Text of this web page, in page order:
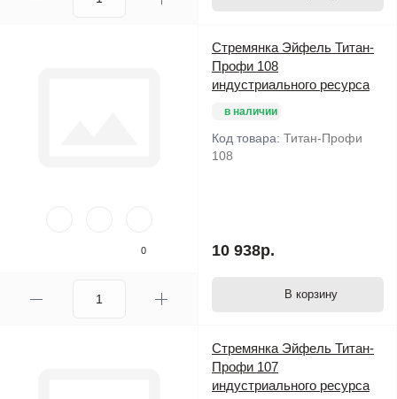
0
Стремянка Эйфель Титан-
Профи 108
индустриального ресурса
в наличии
Код товара: Титан-Профи
108
10 938р.
В корзину
Стремянка Эйфель Титан-
Профи 107
индустриального ресурса